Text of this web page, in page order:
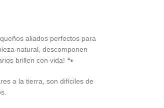
aliados perfectos para
natural, descomponen
brillen con vida! 🐾
a la tierra, son difíciles de